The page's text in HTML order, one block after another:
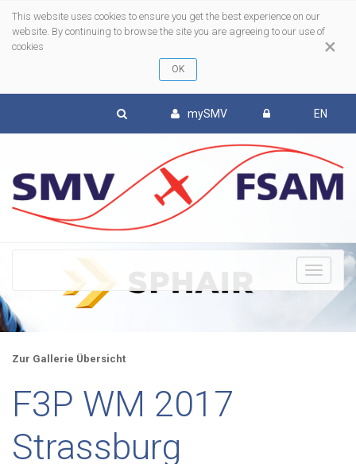
×
This website uses cookies to ensure you get the best experience on our
website. By continuing to browse the site you are agreeing to our use of
cookies
mySMV EN
Zur Gallerie Übersicht
F3P WM 2017
Strassburg